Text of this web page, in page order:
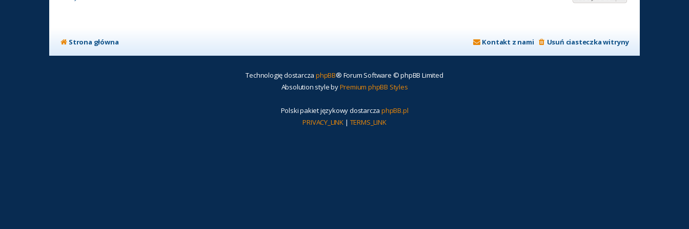
Strona główna Usuń ciasteczka witryny
Kontakt z nami
Technologię dostarcza phpBB® Forum Software © phpBB Limited
Absolution style byPremium phpBB Styles
Polski pakiet językowy dostarcza phpBB.pl
PRIVACY_LINK | TERMS_LINK